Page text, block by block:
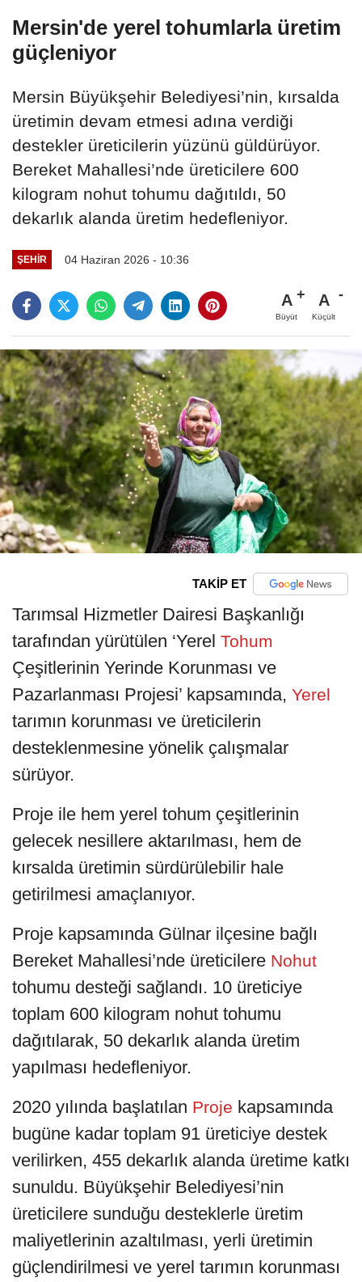
Mersin'de yerel tohumlarla üretim
güçleniyor
Mersin Büyükşehir Belediyesi’nin, kırsalda
üretimin devam etmesi adına verdiği
destekler üreticilerin yüzünü güldürüyor.
Bereket Mahallesi’nde üreticilere 600
kilogram nohut tohumu dağıtıldı, 50
dekarlık alanda üretim hedefleniyor.
ŞEHIR 04 Haziran 2026 - 10:36
A
Büyüt
A
Küçült
TAKİP ET
Tarımsal Hizmetler Dairesi Başkanlığı
tarafından yürütülen ‘Yerel Tohum
Çeşitlerinin Yerinde Korunması ve
Pazarlanması Projesi’ kapsamında, Yerel
tarımın korunması ve üreticilerin
desteklenmesine yönelik çalışmalar
sürüyor.
Proje ile hem yerel tohum çeşitlerinin
gelecek nesillere aktarılması, hem de
kırsalda üretimin sürdürülebilir hale
getirilmesi amaçlanıyor.
Proje kapsamında Gülnar ilçesine bağlı
Bereket Mahallesi’nde üreticilere Nohut
tohumu desteği sağlandı. 10 üreticiye
toplam 600 kilogram nohut tohumu
dağıtılarak, 50 dekarlık alanda üretim
yapılması hedefleniyor.
2020 yılında başlatılan Proje kapsamında
bugüne kadar toplam 91 üreticiye destek
verilirken, 455 dekarlık alanda üretime katkı
sunuldu. Büyükşehir Belediyesi’nin
üreticilere sunduğu desteklerle üretim
maliyetlerinin azaltılması, yerli üretimin
güçlendirilmesi ve yerel tarımın korunması